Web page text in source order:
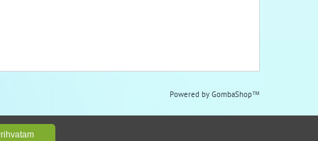
Powered by GombaShop™